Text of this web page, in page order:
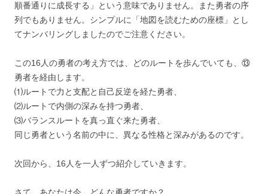
順番通りに成長する」という意味でありません。また勇者の序
列でもありません。シンプルに「地図を読むための座標」とし
てナンバリングしましたのでご注意ください。
この16人の勇者の考え方では、どのルートを歩んでいても、⑬
勇者を経由します。
⑴ルートで力と支配と自己反逆を経た勇者、
⑵ルートで内側の深みを持つ勇者、
⑶バランスルートを真っ直ぐ来た勇者、
同じ勇者という名前の中に、異なる性格と深みがあるのです。
次回から、16人を一人ずつ紹介していきます。